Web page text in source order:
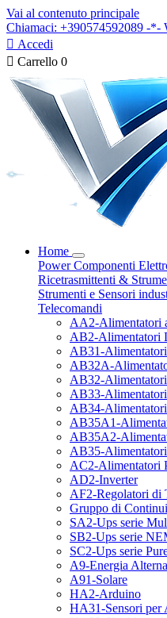
Vai al contenuto principale
Chiamaci: +390574592089 -*-
 Accedi
 Carrello 0
Home
PowerComponenti
Ricetrasmittenti &
Strumenti e Sensori
Telecomandi
AA2-Alimentatori
AB2-Alimentatori
AB31-
AB32A-
AB32-
AB33-
AB34-
AB35A1-
AB35A2-
AB35-
AC2-Alimentatori
AD2-Inverter
AF2-Regolatori di
Gruppo di
SA2-Ups serie
SB2-Ups serie
SC2-Ups serie
A9-Energia
A91-Solare
HA2-Arduino
HA31-Sensori per